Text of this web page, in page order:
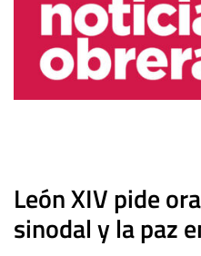
León XIV pide
sinodal y la paz